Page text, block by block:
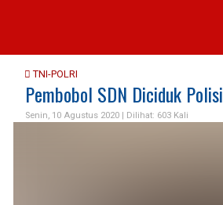
TNI-POLRI
Pembobol SDN Diciduk Polisi
Senin, 10 Agustus 2020 | Dilihat: 603 Kali